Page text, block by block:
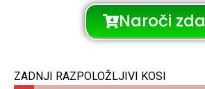
Naroči
ZADNJI RAZPOLOŽLJIVI KOSI